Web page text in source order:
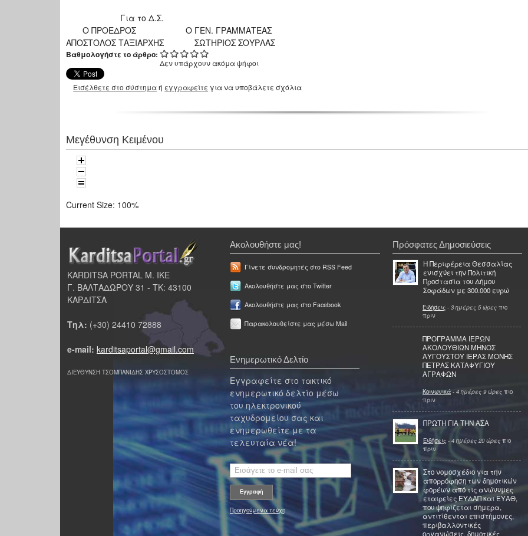
Για το Δ.Σ.
Ο ΠΡΟΕΔΡΟΣ Ο ΓΕΝ. ΓΡΑΜΜΑΤΕΑΣ
ΑΠΟΣΤΟΛΟΣ ΤΑΞΙΑΡΧΗΣ ΣΩΤΗΡΙΟΣ ΣΟΥΡΛΑΣ
Βαθμολογήστε το άρθρο:
Δεν υπάρχουν ακόμα ψήφοι
Εισέλθετε στο σύστημαή εγγραφείτε για να υποβάλετε σχόλια
Μεγέθυνση Κειμένου
Current Size: 100%
KARDITSA PORTAL Μ. ΙΚΕ
Γ. ΒΑΛΤΑΔΩΡΟΥ 31 - ΤΚ: 43100
ΚΑΡΔΙΤΣΑ
Τηλ: (+30) 24410 72888
e-mail: karditsaportal@gmail.com
ΔΙΕΥΘΥΝΣΗ ΤΣΟΜΠΑΝΙΔΗΣ ΧΡΥΣΟΣΤΟΜΟΣ
Ακολουθήστε μας!
Γίνετε συνδρομητές στο RSS Feed
Ακολουθήστε μας στο Twitter
Ακολουθήστε μας στο Facebook
Παρακολουθείστε μας μέσω Mail
Ενημερωτικό Δελτίο
Εγγραφείτε στο τακτικό
ενημερωτικό δελτίο μέσω
του ηλεκτρονικού
ταχυδρομείου σας και
ενημερωθείτε με τα
τελευταία νέα!
Προηγούμενα τεύχη
Πρόσφατες Δημοσιεύσεις
Η Περιφέρεια Θεσσαλίας
ενισχύει την Πολιτική
Προστασία του Δήμου
Σοφάδων με 300.000 ευρώ
Ειδήσεις - 3 ημέρες 5 ώρες πιο
πριν
ΠΡΟΓΡΑΜΜΑ ΙΕΡΩΝ
ΑΚΟΛΟΥΘΙΩΝ ΜΗΝΟΣ
ΑΥΓΟΥΣΤΟΥ ΙΕΡΑΣ ΜΟΝΗΣ
ΠΕΤΡΑΣ ΚΑΤΑΦΥΓΙΟΥ
ΑΓΡΑΦΩΝ
Κοινωνικά - 4 ημέρες 9 ώρες πιο
πριν
ΠΡΩΤΗ ΓΙΑ ΤΗΝ ΑΣΑ
Ειδήσεις - 4 ημέρες 20 ώρες πιο
πριν
Στο νομοσχέδιο για την
απορρόφηση των δημοτικών
φορέων από τις ανώνυμες
εταιρείες ΕΥΔΑΠ και ΕΥΑΘ,
που ψηφίζεται σήμερα,
αντιτίθενται επιστήμονες,
περιβαλλοντικές
οργανώσεις, δημοτικές